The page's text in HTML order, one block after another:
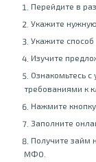
Перейдите в
Укажите
Укажите способ
Изучите
Ознакомьтесь
требованиями к
Нажмите кнопку
Заполните
Получите займ
МФО.